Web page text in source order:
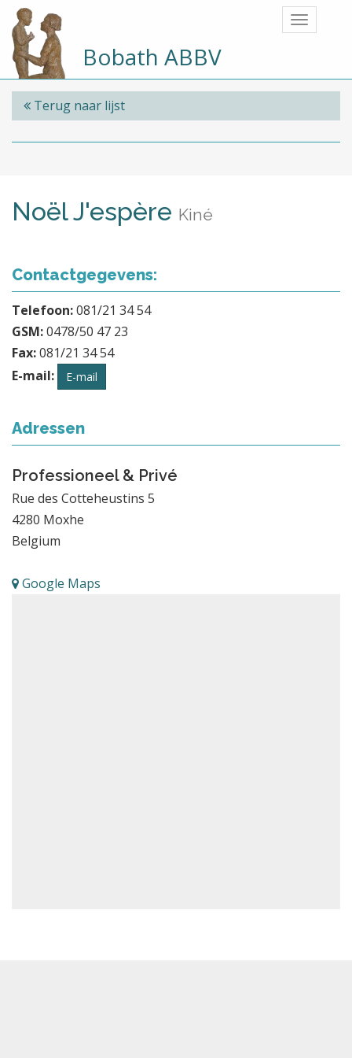
Bobath ABBV
Terug naar lijst
Noël J'espère Kiné
Contactgegevens:
Telefoon:081/21 34 54
GSM:0478/50 47 23
Fax:081/21 34 54
E-mail:
E-mail
Adressen
Professioneel & Privé
Rue des Cotteheustins 5
4280 Moxhe
Belgium
Google Maps